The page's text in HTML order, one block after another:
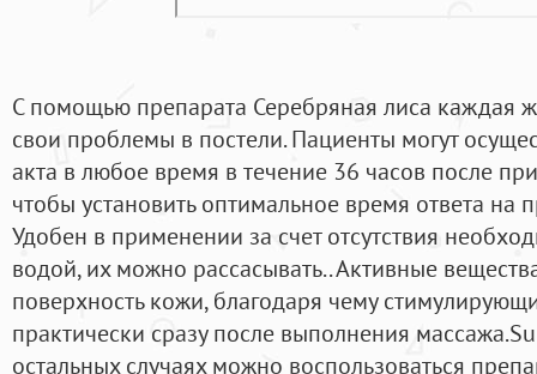
С помощью препарата Серебряная лиса каждая
свои проблемы в постели. Пациенты могут
акта в любое время в течение 36 часов после
чтобы установить оптимальное время ответа на
Удобен в применении за счет отсутствия
водой, их можно рассасывать.. Активные
поверхность кожи, благодаря чему
практически сразу после выполнения
остальных случаях можно воспользоваться